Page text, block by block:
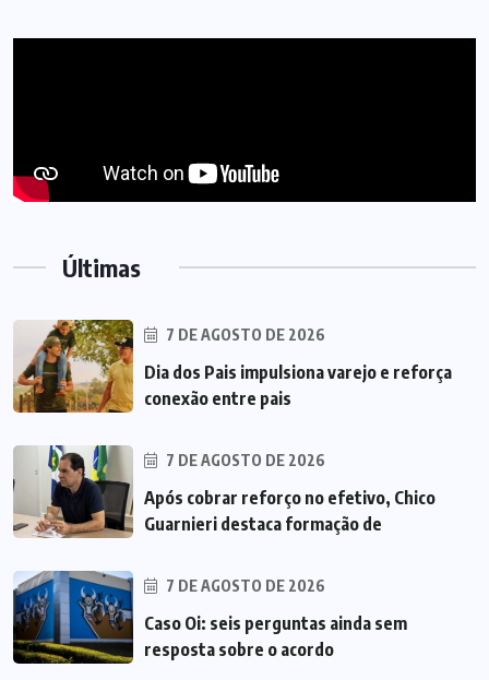
Últimas
7 DE AGOSTO DE 2026
Dia dos Pais impulsiona varejo e reforça
conexão entre pais
7 DE AGOSTO DE 2026
Após cobrar reforço no efetivo, Chico
Guarnieri destaca formação de
7 DE AGOSTO DE 2026
Caso Oi: seis perguntas ainda sem
resposta sobre o acordo